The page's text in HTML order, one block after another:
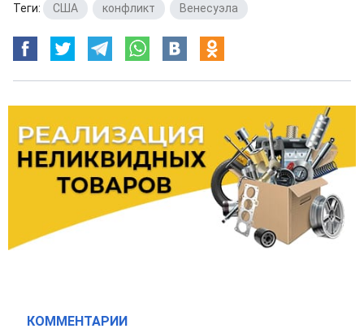
Теги: США конфликт Венесуэла
КОММЕНТАРИИ